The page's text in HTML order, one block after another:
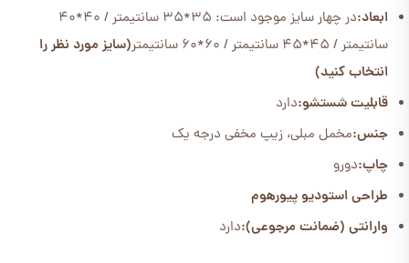
ابعاد:
در چهار سایز موجود است: 35*35 سانتیمتر / 40*40
سانتیمتر / 45*45 سانتیمتر / 60*60 سانتیمتر
(سایز مورد نظر را
انتخاب کنید)
قابلیت شستشو:دارد
جنس:مخمل مبلی، زیپ مخفی درجه یک
چاپ:دورو
طراحی استودیو پیورهوم
وارانتی (ضمانت مرجوعی):دارد